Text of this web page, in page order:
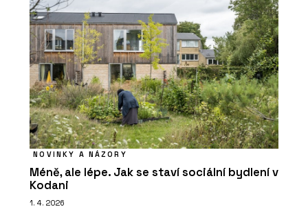
NOVINKY A NÁZORY
Méně, ale lépe. Jak se staví sociální bydlení v
Kodani
1. 4. 2026